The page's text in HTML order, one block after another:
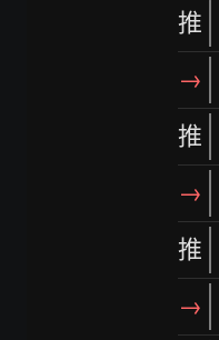
推
→
推
→
推
→